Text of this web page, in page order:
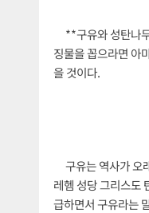
**구유와 성탄나
징물을 꼽으라면 아
을 것이다.
구유는 역사가 오
레헴 성당 그리스도
급하면서 구유라는